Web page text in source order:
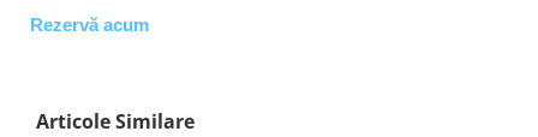
Rezervă acum
Articole Similare